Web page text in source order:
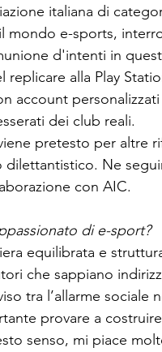
italiana di
mondo e-sports,
d'intenti in
replicare alla Play
account
dei club reali.
pretesto per altre
Ne
con AIC.
di e-sport?
equilibrata e
che sappiano
tra l’allarme
provare a
senso, mi piace